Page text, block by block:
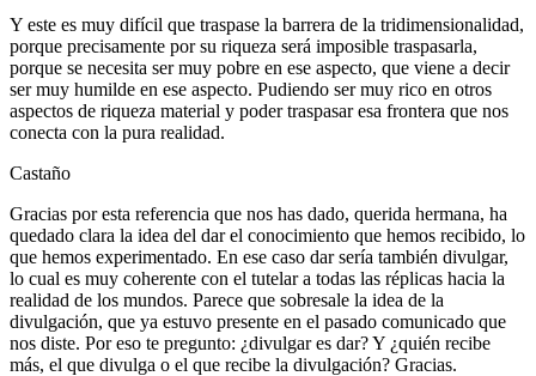
Y este es muy difícil que traspase la barrera de la tridimensionalidad,
porque precisamente por su riqueza será imposible traspasarla,
porque se necesita ser muy pobre en ese aspecto, que viene a decir
ser muy humilde en ese aspecto. Pudiendo ser muy rico en otros
aspectos de riqueza material y poder traspasar esa frontera que nos
conecta con la pura realidad.
Castaño
Gracias por esta referencia que nos has dado, querida hermana, ha
quedado clara la idea del dar el conocimiento que hemos recibido, lo
que hemos experimentado. En ese caso dar sería también divulgar,
lo cual es muy coherente con el tutelar a todas las réplicas hacia la
realidad de los mundos. Parece que sobresale la idea de la
divulgación, que ya estuvo presente en el pasado comunicado que
nos diste. Por eso te pregunto: ¿divulgar es dar? Y ¿quién recibe
más, el que divulga o el que recibe la divulgación? Gracias.